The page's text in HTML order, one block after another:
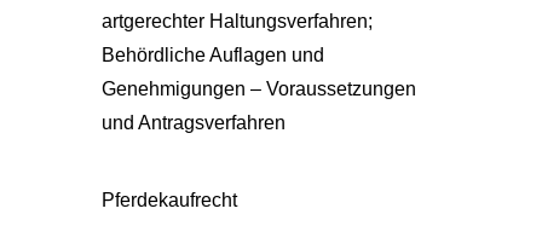
artgerechter Haltungsverfahren;
Behördliche Auflagen und
Genehmigungen – Voraussetzungen
und Antragsverfahren
Pferdekaufrecht